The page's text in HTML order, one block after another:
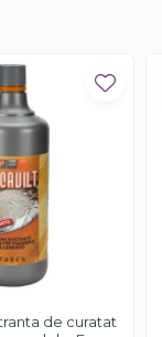
de curatat